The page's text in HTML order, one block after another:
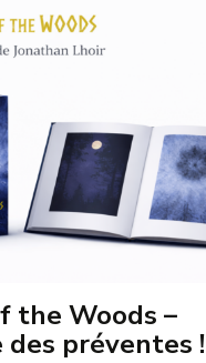
the Woods –
préventes !